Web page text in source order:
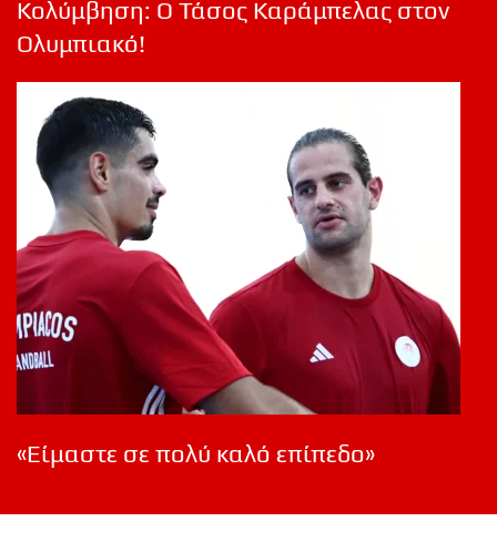
Κολύμβηση: Ο Τάσος Καράμπελας στον
Ολυμπιακό!
«Είμαστε σε πολύ καλό επίπεδο»